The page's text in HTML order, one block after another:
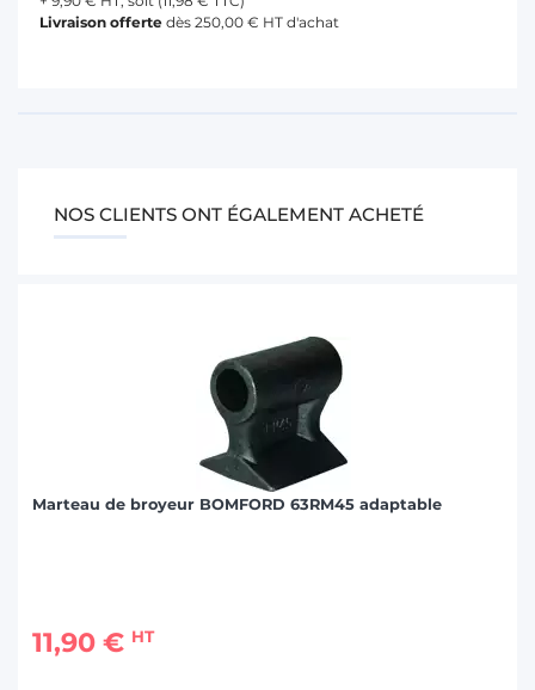
Livraison offerte dès 250,00 € HT d'achat
NOS CLIENTS ONT ÉGALEMENT ACHETÉ
Marteau de broyeur BOMFORD 63RM45 adaptable
11,90 € HT